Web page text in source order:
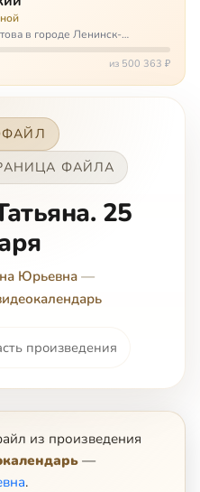
в городе Ленинск-
области – совсем новый, он
И сейчас храм может вообще
из 500 363 ₽
ФАЙЛА
25
Юрьевна—
произведения
из произведения
—
.